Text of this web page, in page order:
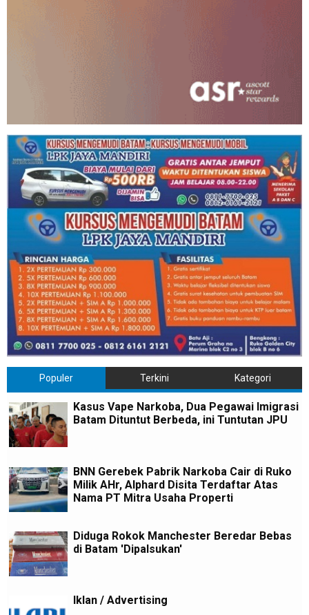
Populer Terkini Kategori
Kasus Vape Narkoba, Dua Pegawai Imigrasi
Batam Dituntut Berbeda, ini Tuntutan JPU
BNN Gerebek Pabrik Narkoba Cair di Ruko
Milik AHr, Alphard Disita Terdaftar Atas
Nama PT Mitra Usaha Properti
Diduga Rokok Manchester Beredar Bebas
di Batam 'Dipalsukan'
Iklan / Advertising